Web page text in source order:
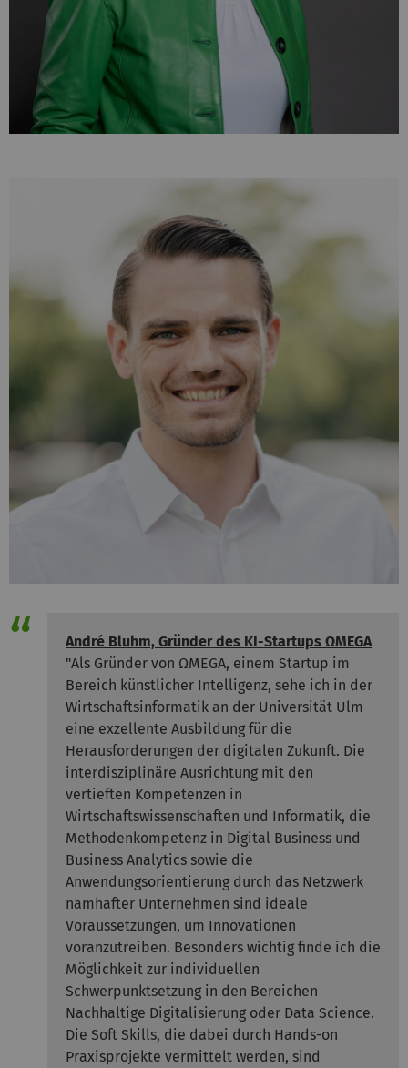
André Bluhm, Gründer des KI-Startups ΩMEGA
"Als Gründer von ΩMEGA, einem Startup im
Bereich künstlicher Intelligenz, sehe ich in der
Wirtschaftsinformatik an der Universität Ulm
eine exzellente Ausbildung für die
Herausforderungen der digitalen Zukunft. Die
interdisziplinäre Ausrichtung mit den
vertieften Kompetenzen in
Wirtschaftswissenschaften und Informatik, die
Methodenkompetenz in Digital Business und
Business Analytics sowie die
Anwendungsorientierung durch das Netzwerk
namhafter Unternehmen sind ideale
Voraussetzungen, um Innovationen
voranzutreiben. Besonders wichtig finde ich die
Möglichkeit zur individuellen
Schwerpunktsetzung in den Bereichen
Nachhaltige Digitalisierung oder Data Science.
Die Soft Skills, die dabei durch Hands-on
Praxisprojekte vermittelt werden, sind